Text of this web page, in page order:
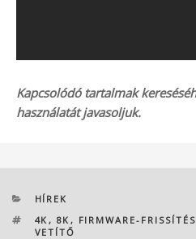
Kapcsolódó tartalmak
használatát javasoljuk.
KATEGÓRIÁK
HÍREK
CÍMKÉK
4K , 8K , FIRMWARE-FRISSÍTÉS
VETÍTŐ